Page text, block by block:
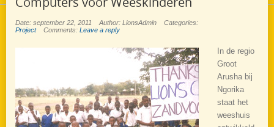
Date: september 22, 2011 Author: LionsAdmin
Categories:
Project
Comments: Leave a reply
In de regio
Groot
Arusha bij
Ngorika
staat het
weeshuis